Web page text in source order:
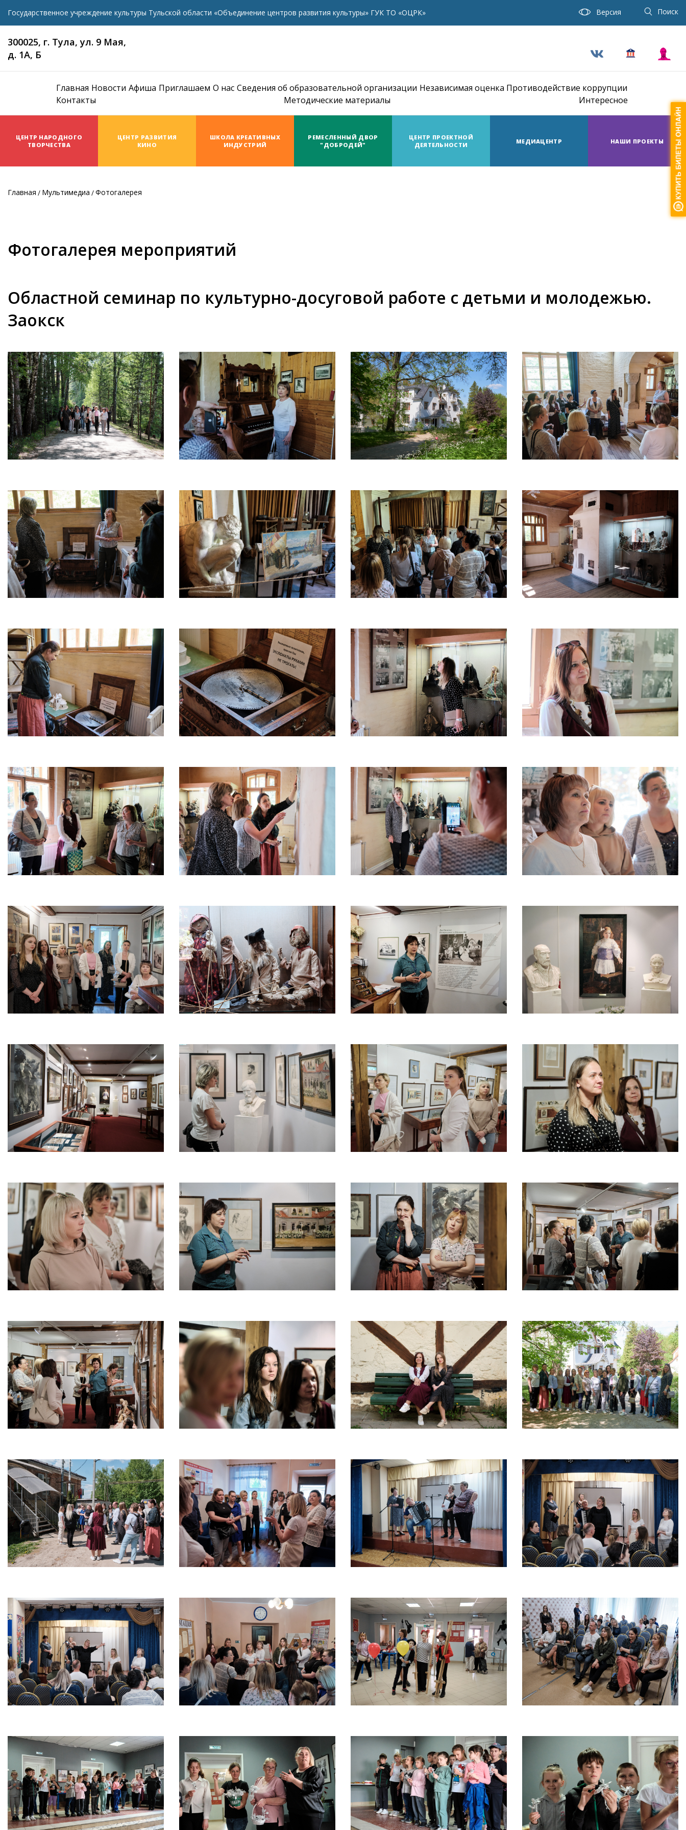
Государственное учреждение культуры Тульской области «Объединение центров развития культуры» ГУК ТО «ОЦРК» Версия Поиск
300025, г. Тула, ул. 9 Мая,
д. 1А, Б
Главная Новости Афиша Приглашаем О нас Сведения об образовательной организации Независимая оценка Противодействие коррупции
Контакты
Методические материалы Интересное
ЦЕНТР НАРОДНОГО
ТВОРЧЕСТВА
ЦЕНТР РАЗВИТИЯ
КИНО
ШКОЛА КРЕАТИВНЫХ
ИНДУСТРИЙ
РЕМЕСЛЕННЫЙ ДВОР
"ДОБРОДЕЙ"
ЦЕНТР ПРОЕКТНОЙ
ДЕЯТЕЛЬНОСТИ
МЕДИАЦЕНТР НАШИ ПРОЕКТЫ
Главная Мультимедиа Фотогалерея
Фотогалерея мероприятий
Областной семинар по культурно-досуговой работе с детьми и молодежью.
Заокск